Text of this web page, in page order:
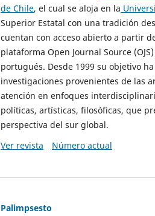
de Chile, el cual se aloja en la
Superior Estatal con una tradición
cuentan con acceso abierto a partir
plataforma Open Journal Source
portugués. Desde 1999 su objetivo
investigaciones provenientes de las
atención en enfoques
políticas, artísticas, filosóficas, que
perspectiva del sur global.
Ver revista
Número actual
Palimpsesto